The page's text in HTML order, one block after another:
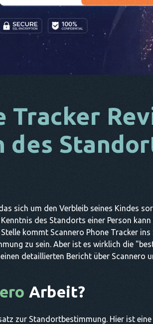
Tracker
des
sich um den Verbleib seines Kindes
des Standorts einer Person
kommt Scannero Phone Tracker
zu sein. Aber ist es wirklich die
detaillierten Bericht über Scannero
Arbeit?
zur Standortbestimmung. Hier ist